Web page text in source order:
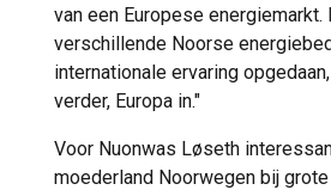
van een Europese energiemarkt.
verschillende Noorse
internationale ervaring
verder, Europa in."
Voor Nuonwas Løseth
moederland Noorwegen bij